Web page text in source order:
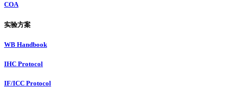
COA
实验方案
WB Handbook
IHC Protocol
IF/ICC Protocol